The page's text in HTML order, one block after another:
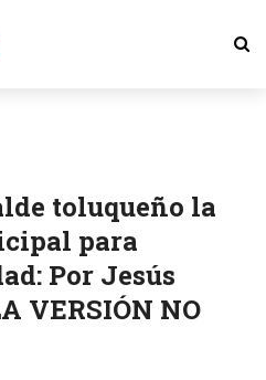
toluqueño la
para
Por Jesús
VERSIÓN NO